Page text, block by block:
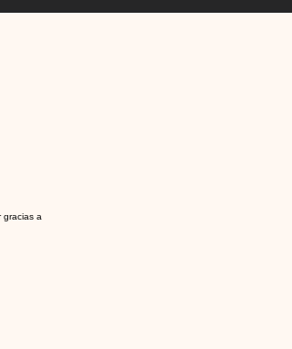
gracias a